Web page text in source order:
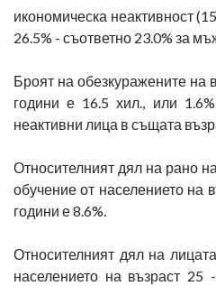
икономическа неактивност
26.5% - съответно 23.0% за
Броят на обезкуражените на
години е 16.5 хил., или
неактивни лица в същата
Относителният дял на рано
обучение от населението на
години е 8.6%.
Относителният дял на
населението на възраст